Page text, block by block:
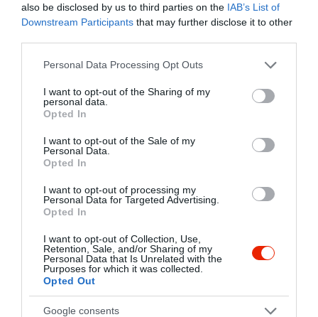
also be disclosed by us to third parties on the IAB’s List of
Downstream Participants that may further disclose it to other
Please note that this website/app uses one or more Google
not limited to your visit or usage behaviour. You may click to
grant or deny consent to Google and its third-party tags to
use your data for below specified purposes in below Google
consent section.
Personal Data Processing Opt Outs
I want to opt-out of the Sharing of my
personal data.
Opted In
I want to opt-out of the Sale of my
Personal Data.
Opted In
I want to opt-out of processing my
Personal Data for Targeted Advertising.
Opted In
I want to opt-out of Collection, Use,
Retention, Sale, and/or Sharing of my
Personal Data that Is Unrelated with the
Purposes for which it was collected.
Opted Out
Google consents
Probléma jelentése Te vagy a tulajdonos?